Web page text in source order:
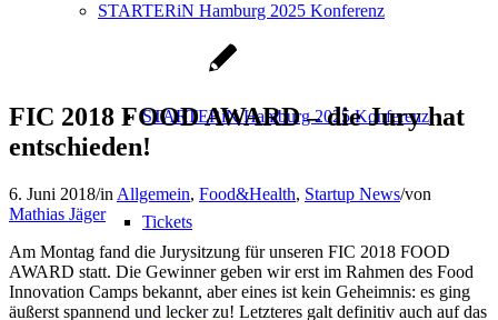
STARTERiN Hamburg 2025 Konferenz
STARTERiN Hamburg 2025 Konferenz
Tickets
FIC 2018 FOOD AWARD – die Jury hat
entschieden!
6. Juni 2018/in Allgemein, Food&Health, Startup News/von
Mathias Jäger
Am Montag fand die Jurysitzung für unseren FIC 2018 FOOD
AWARD statt. Die Gewinner geben wir erst im Rahmen des Food
Innovation Camps bekannt, aber eines ist kein Geheimnis: es ging
äußerst spannend und lecker zu! Letzteres galt definitiv auch auf das